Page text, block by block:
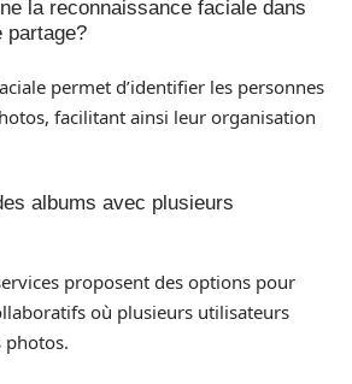
la reconnaissance faciale dans
partage?
permet d’identifier les personnes
facilitant ainsi leur organisation
albums avec plusieurs
proposent des options pour
où plusieurs utilisateurs
photos.